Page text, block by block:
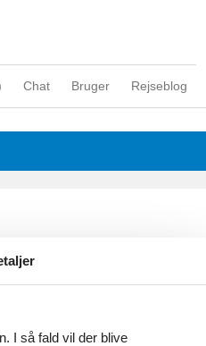
Chat Bruger Rejseblog
I så fald vil der blive